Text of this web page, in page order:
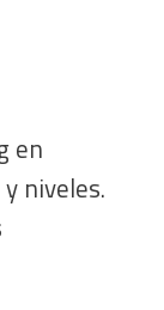
en
niveles.